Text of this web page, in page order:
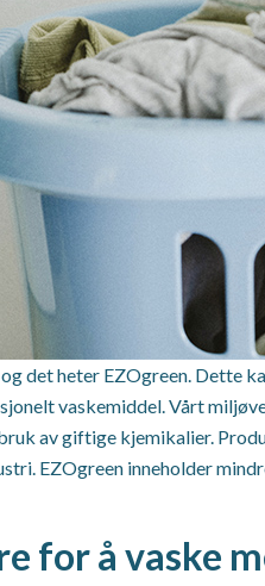
det heter EZOgreen. Dette
vaskemiddel. Vårt
av giftige kjemikalier.
EZOgreen inneholder
for å vaske